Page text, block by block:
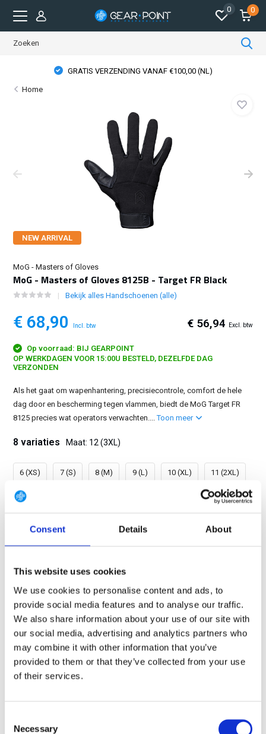
Consent Details About
This website uses cookies
We use cookies to personalise content and ads, to
provide social media features and to analyse our traffic.
We also share information about your use of our site with
our social media, advertising and analytics partners who
may combine it with other information that you’ve
provided to them or that they’ve collected from your use
of their services.
Selection
Necessary
0 0
GRATIS VERZENDING VANAF €100,00 (NL)
Home
NEW ARRIVAL
MoG - Masters of Gloves
MoG - Masters of Gloves 8125B - Target FR Black
Bekijk alles Handschoenen (alle)
€ 68,90 Incl. btw € 56,94 Excl. btw
Op voorraad: BIJ GEARPOINT
OP WERKDAGEN VOOR 15:00U BESTELD, DEZELFDE DAG
VERZONDEN
Als het gaat om wapenhantering, precisiecontrole, comfort de hele
dag door en bescherming tegen vlammen, biedt de MoG Target FR
8125 precies wat operators verwachten....Toon meer
8 variaties Maat: 12 (3XL)
6 (XS) 7 (S) 8 (M) 9 (L) 10 (XL) 11 (2XL)
12 (3XL)
14 DAGEN RETOURTERMIJN
24/7 ONLINE WINKELEN
Productomschrijving